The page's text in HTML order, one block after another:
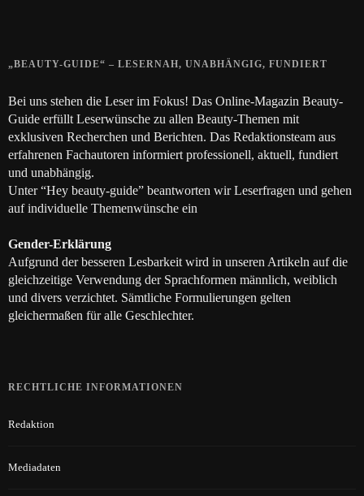
„BEAUTY-GUIDE“ – LESERNAH, UNABHÄNGIG, FUNDIERT
Bei uns stehen die Leser im Fokus! Das Online-Magazin Beauty-
Guide erfüllt Leserwünsche zu allen Beauty-Themen mit
exklusiven Recherchen und Berichten. Das Redaktionsteam aus
erfahrenen Fachautoren informiert professionell, aktuell, fundiert
und unabhängig.
Unter “Hey beauty-guide” beantworten wir Leserfragen und gehen
auf individuelle Themenwünsche ein
Gender-Erklärung
Aufgrund der besseren Lesbarkeit wird in unseren Artikeln auf die
gleichzeitige Verwendung der Sprachformen männlich, weiblich
und divers verzichtet. Sämtliche Formulierungen gelten
gleichermaßen für alle Geschlechter.
RECHTLICHE INFORMATIONEN
Redaktion
Mediadaten